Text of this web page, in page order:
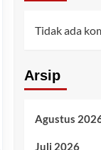
Tidak ada
Arsip
Agustus
Juli 2026